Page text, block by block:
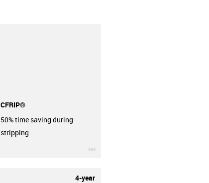
CFRIP®
50% time saving during
stripping.
4-year